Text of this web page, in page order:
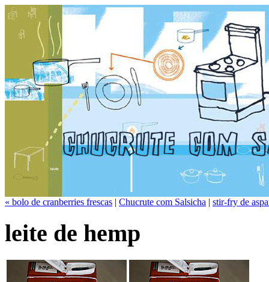
« bolo de cranberries frescas | Chucrute com Salsicha | stir-fry de
leite de hemp